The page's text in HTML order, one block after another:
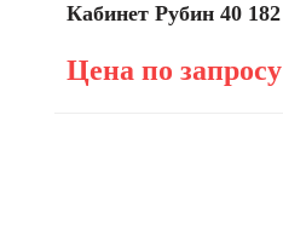
Кабинет Рубин 40 182
Цена по запросу